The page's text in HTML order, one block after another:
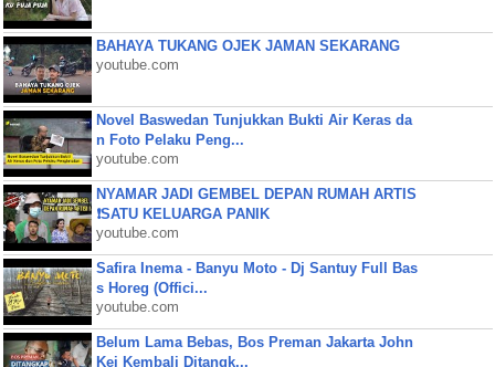
BAHAYA TUKANG OJEK JAMAN SEKARANG
youtube.com
Novel Baswedan Tunjukkan Bukti Air Keras da
n Foto Pelaku Peng...
youtube.com
NYAMAR JADI GEMBEL DEPAN RUMAH ARTIS
❗SATU KELUARGA PANIK
youtube.com
Safira Inema - Banyu Moto - Dj Santuy Full Bas
s Horeg (Offici...
youtube.com
Belum Lama Bebas, Bos Preman Jakarta John
Kei Kembali Ditangk...